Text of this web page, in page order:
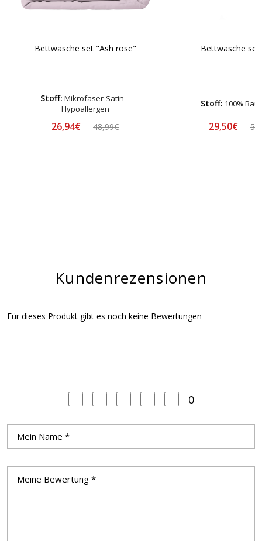
Bettwäsche set "Ash rose"
Stoff: Mikrofaser-Satin –
Hypoallergen
26,94€ 48,99€
Bettwäsche set
Stoff: 100%
29,50€
Kundenrezensionen
Für dieses Produkt gibt es noch keine Bewertungen
0